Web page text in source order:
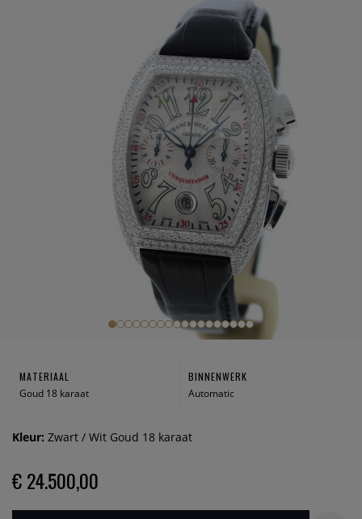
MATERIAAL
Goud 18 karaat
BINNENWERK
Automatic
Kleur: Zwart / Wit Goud 18 karaat
€ 24.500,00